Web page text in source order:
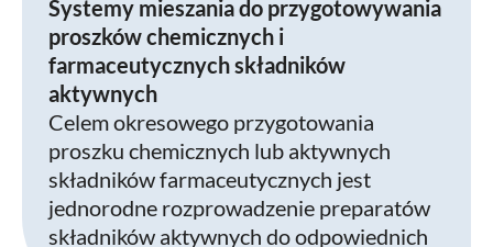
Systemy mieszania do przygotowywania
proszków chemicznych i
farmaceutycznych składników
aktywnych
Celem okresowego przygotowania
proszku chemicznych lub aktywnych
składników farmaceutycznych jest
jednorodne rozprowadzenie preparatów
składników aktywnych do odpowiednich